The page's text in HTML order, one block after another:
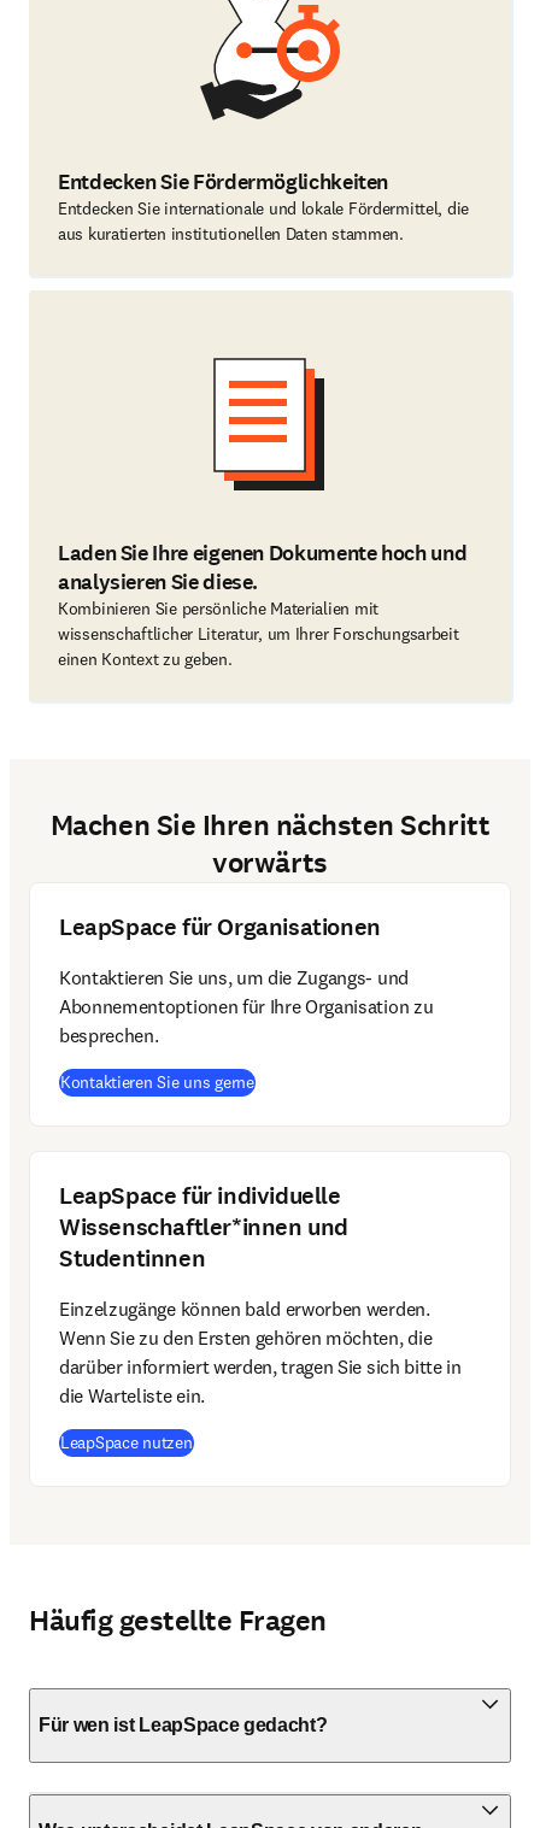
Entdecken Sie Fördermöglichkeiten
Entdecken Sie internationale und lokale Fördermittel, die
aus kuratierten institutionellen Daten stammen.
Laden Sie Ihre eigenen Dokumente hoch und
analysieren Sie diese.
Kombinieren Sie persönliche Materialien mit
wissenschaftlicher Literatur, um Ihrer Forschungsarbeit
einen Kontext zu geben.
Machen Sie Ihren nächsten Schritt
vorwärts
LeapSpace für Organisationen
Kontaktieren Sie uns, um die Zugangs- und
Abonnementoptionen für Ihre Organisation zu
besprechen.
Kontaktieren Sie uns gerne
LeapSpace für individuelle
Wissenschaftler*innen und
Studentinnen
Einzelzugänge können bald erworben werden.
Wenn Sie zu den Ersten gehören möchten, die
darüber informiert werden, tragen Sie sich bitte in
die Warteliste ein.
LeapSpace nutzen(
Häufig gestellte Fragen
Für wen ist LeapSpace gedacht?